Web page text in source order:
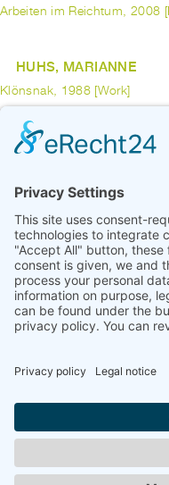
Arbeiten im Reichtum, 2008
HUHS, MARIANNE
Klönsnak, 1988 [Work]
HUNE, JÜRGEN
previous
2
3
4
5
6
7
10
17